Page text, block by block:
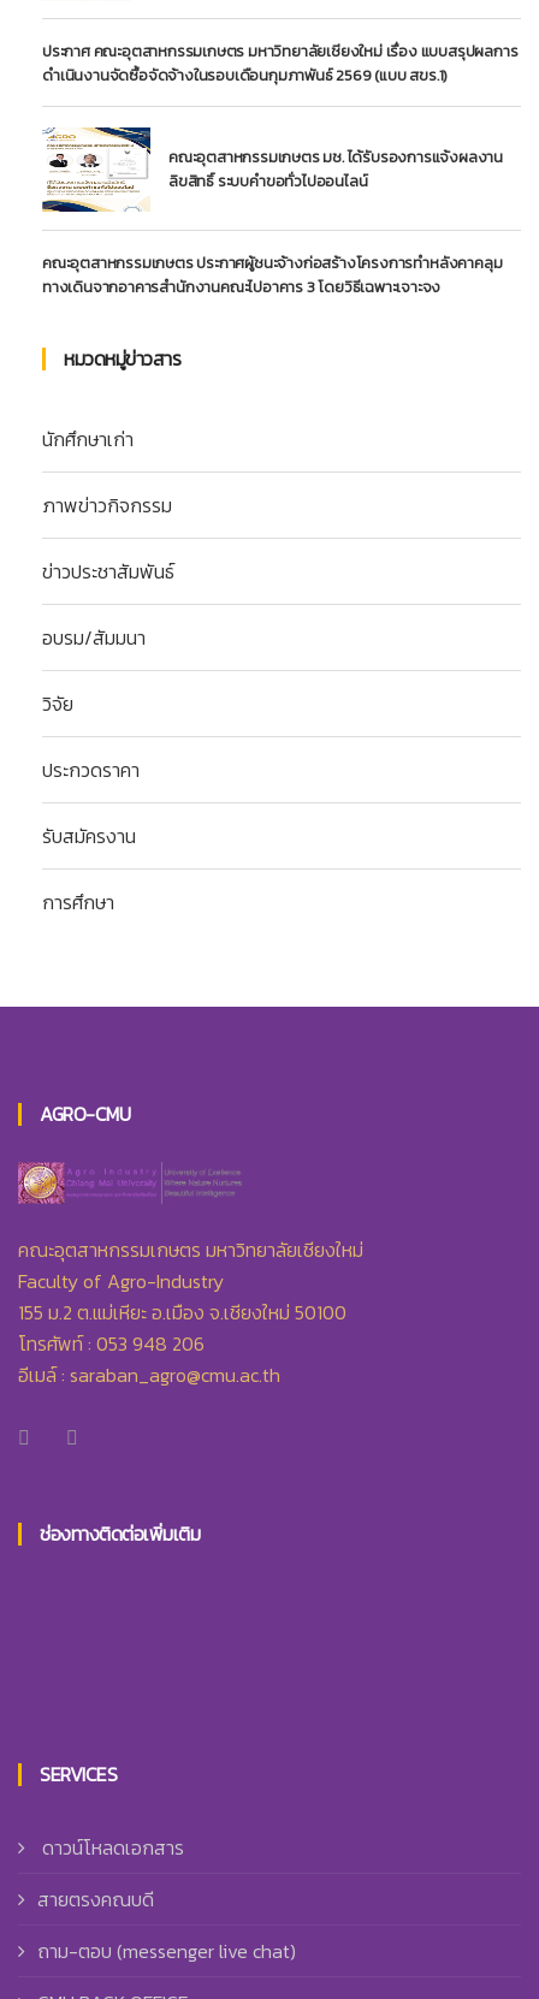
ประกาศ คณะอุตสาหกรรมเกษตร มหาวิทยาลัยเชียงใหม่ เรื่อง แบบสรุปผลการ
ดำเนินงานจัดซื้อจัดจ้างในรอบเดือนกุมภาพันธ์ 2569 (แบบ สขร.1)
คณะอุตสาหกรรมเกษตร มช. ได้รับรองการแจ้งผลงาน
ลิขสิทธิ์ ระบบคำขอทั่วไปออนไลน์
คณะอุตสาหกรรมเกษตร ประกาศผู้ชนะจ้างก่อสร้างโครงการทำหลังคาคลุม
ทางเดินจากอาคารสำนักงานคณะไปอาคาร 3 โดยวิธีเฉพาะเจาะจง
หมวดหมู่ข่าวสาร
นักศึกษาเก่า
ภาพข่าวกิจกรรม
ข่าวประชาสัมพันธ์
อบรม/สัมมนา
วิจัย
ประกวดราคา
รับสมัครงาน
การศึกษา
AGRO-CMU
คณะอุตสาหกรรมเกษตร มหาวิทยาลัยเชียงใหม่
Faculty of Agro-Industry
155 ม.2 ต.แม่เหียะ อ.เมือง จ.เชียงใหม่ 50100
โทรศัพท์ : 053 948 206
อีเมล์ : saraban_agro@cmu.ac.th
ช่องทางติดต่อเพิ่มเติม
SERVICES
ดาวน์โหลดเอกสาร
สายตรงคณบดี
ถาม-ตอบ (messenger live chat)